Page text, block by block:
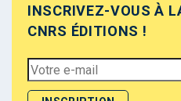
INSCRIVEZ-VOUS À
CNRS ÉDITIONS !